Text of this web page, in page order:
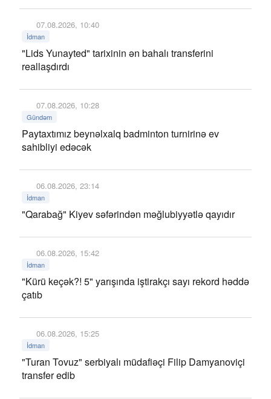
07.08.2026, 10:40
İdman
"Lids Yunayted" tarixinin ən bahalı transferini
reallaşdırdı
07.08.2026, 10:28
Gündəm
Paytaxtımız beynəlxalq badminton turnirinə ev
sahibliyi edəcək
06.08.2026, 23:14
İdman
"Qarabağ" Kiyev səfərindən məğlubiyyətlə qayıdır
06.08.2026, 15:42
İdman
"Kürü keçək?! 5" yarışında iştirakçı sayı rekord həddə
çatıb
06.08.2026, 15:25
İdman
"Turan Tovuz" serbiyalı müdafiəçi Filip Damyanoviçi
transfer edib